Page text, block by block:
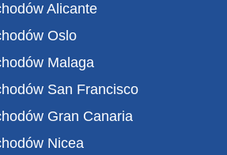
Alicante
Oslo
Malaga
San Francisco
Gran Canaria
Nicea